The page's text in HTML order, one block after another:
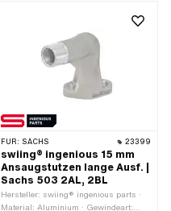
FÜR: SACHS 23399
swiing® ingenious 15 mm
Ansaugstutzen lange Ausf. |
Sachs 503 2AL, 2BL
Hersteller: swiing® ingenious parts ·
Material: Aluminium · Gewindeart: